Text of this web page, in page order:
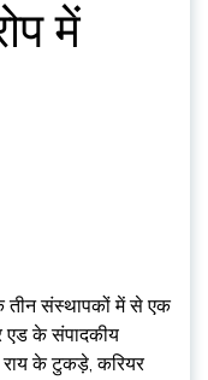
में
तीन संस्थापकों में से एक
एड के संपादकीय
राय के टुकड़े, करियर